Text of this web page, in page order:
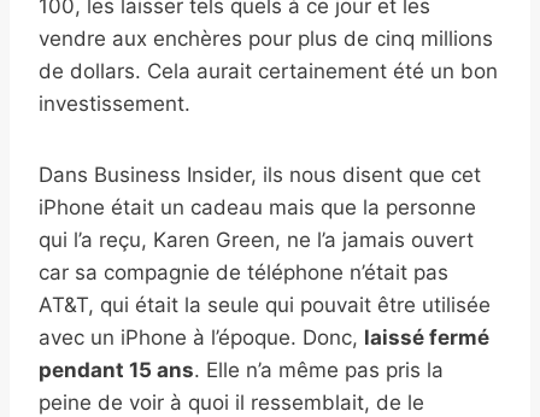
100, les laisser tels quels à ce jour et les
vendre aux enchères pour plus de cinq millions
de dollars. Cela aurait certainement été un bon
investissement.
Dans Business Insider, ils nous disent que cet
iPhone était un cadeau mais que la personne
qui l’a reçu, Karen Green, ne l’a jamais ouvert
car sa compagnie de téléphone n’était pas
AT&T, qui était la seule qui pouvait être utilisée
avec un iPhone à l’époque. Donc, laissé fermé
pendant 15 ans. Elle n’a même pas pris la
peine de voir à quoi il ressemblait, de le